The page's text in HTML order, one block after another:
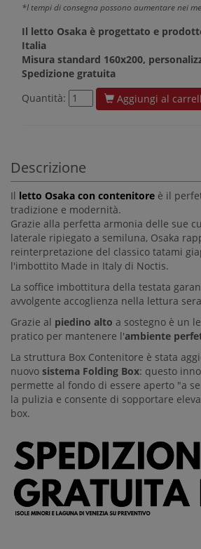
*I tempi di consegna possono aumentare nei
Il letto Osaka è progettato e
Italia
Misura standard 160x200,
Spedizione gratuita
Quantità:
Aggiungi al
Descrizione
Il letto Osaka con contenitore è il
tradizione e modernità.
Grazie alla perfetta armonia delle sue
laterale ripiegato a semiluna, Osaka
reinterpretazione del classico tatami
l'imbottito Made in Italy di Noctis.
La soffice imbottitura della testata
avvolgente accoglienza nella lettura
Grazie al piedino alto a sostegno è un
pratico per mantenere l'ambiente
La struttura Box Contenitore è stata
nuovo sistema Folding Box: questo
permette al fondo di essere aperto "a
la pulizia e consente di sopportare
box.